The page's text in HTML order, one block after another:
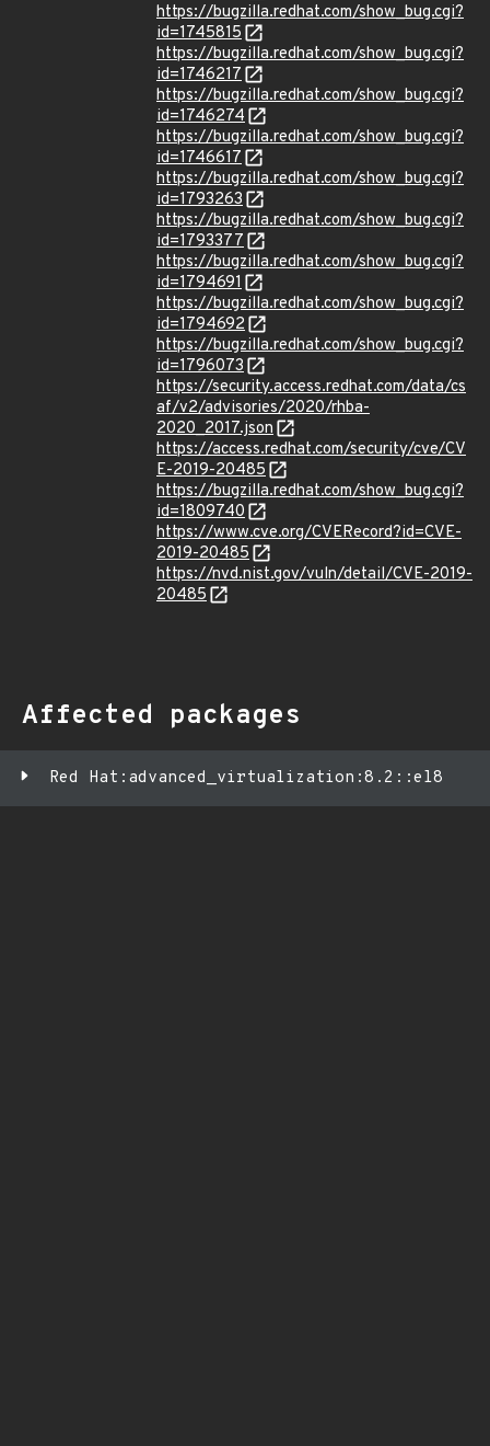
https://bugzilla.redhat.com/show_bug.cgi?
id=1745815
https://bugzilla.redhat.com/show_bug.cgi?
id=1746217
https://bugzilla.redhat.com/show_bug.cgi?
id=1746274
https://bugzilla.redhat.com/show_bug.cgi?
id=1746617
https://bugzilla.redhat.com/show_bug.cgi?
id=1793263
https://bugzilla.redhat.com/show_bug.cgi?
id=1793377
https://bugzilla.redhat.com/show_bug.cgi?
id=1794691
https://bugzilla.redhat.com/show_bug.cgi?
id=1794692
https://bugzilla.redhat.com/show_bug.cgi?
id=1796073
https://security.access.redhat.com/data/cs
af/v2/advisories/2020/rhba-
2020_2017.json
https://access.redhat.com/security/cve/CV
E-2019-20485
https://bugzilla.redhat.com/show_bug.cgi?
id=1809740
https://www.cve.org/CVERecord?id=CVE-
2019-20485
https://nvd.nist.gov/vuln/detail/CVE-2019-
20485
Affected packages
Red Hat:advanced_virtualization:8.2::el8